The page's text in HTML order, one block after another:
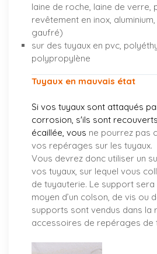
laine de roche, laine de verre,
revêtement en inox, aluminium,
gaufré)
sur des tuyaux en pvc,
polypropylène
Tuyaux en mauvais état
Si vos tuyaux sont attaqués
corrosion, s'ils sont
écaillée, vous ne pourrez pas
vos repérages sur les tuyaux.
Vous devrez donc utiliser un
vos tuyaux, sur lequel vous
de tuyauterie. Le support sera
moyen d’un colson, de vis ou
supports sont vendus dans la
accessoires de repérages de